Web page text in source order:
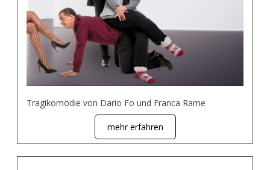
Tragikomödie von Dario Fo und Franca Rame
mehr erfahren